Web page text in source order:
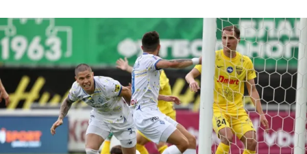
КІБЕРСПОРТ
ЧС-2026
ФУТЗАЛ